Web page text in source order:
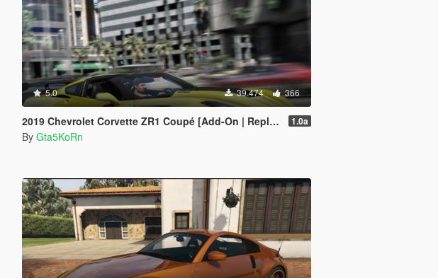
5.0 39.474 366
2019 Chevrolet Corvette ZR1 Coupé [Add-On | Replace] 1.0a
By Gta5KoRn